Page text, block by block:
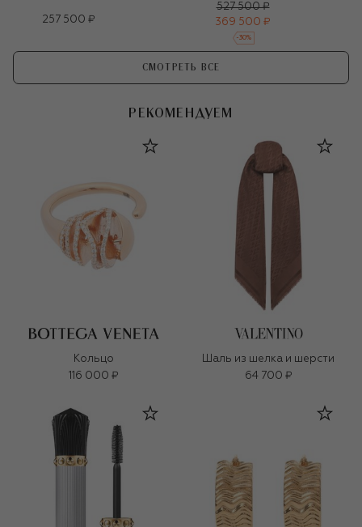
257 500 ₽
527 500 ₽
369 500 ₽
-30%
СМОТРЕТЬ ВСЕ
РЕКОМЕНДУЕМ
Кольцо
116 000 ₽
Шаль из шелка и шерсти
64 700 ₽